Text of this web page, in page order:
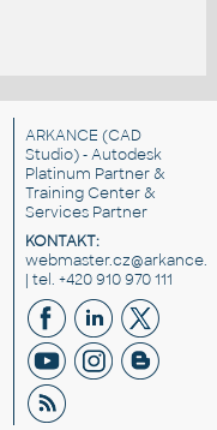
ARKANCE (CAD
Studio) - Autodesk
Platinum Partner &
Training Center &
Services Partner
KONTAKT:
| tel. +420 910 970 111